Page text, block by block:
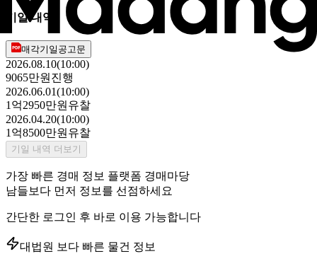
기일 내역
매각기일공고문
2026.08.10(10:00)
9065만원 진행
2026.06.01(10:00)
1억2950만원 유찰
2026.04.20(10:00)
1억8500만원 유찰
기일 내역 더보기
가장 빠른 경매 정보 플랫폼 경매마당
남들보다 먼저 정보를 선점하세요
간단한 로그인 후 바로 이용 가능합니다
대법원 보다 빠른 물건 정보